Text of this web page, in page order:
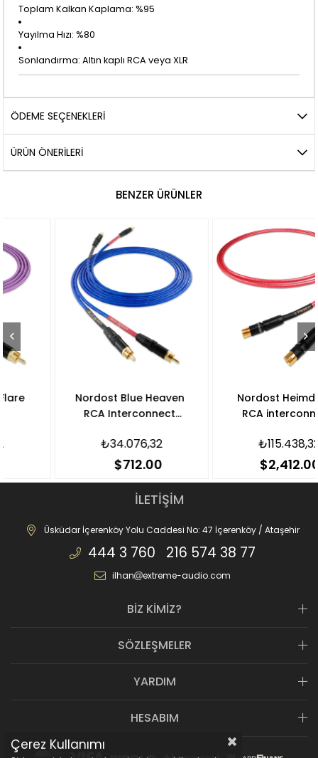
Toplam Kalkan Kaplama: %95
Yayılma Hızı: %80
Sonlandırma: Altın kaplı RCA veya XLR
ÖDEME SEÇENEKLERI
ÜRÜN ÖNERILERI
BENZER ÜRÜNLER
Nordost Blue Heaven
RCA Interconnect
₺34.076,32
$712.00
Nordost Heimdall 2
RCA interconnect
₺115.438,32
$2,412.00
İLETİŞİM
Üsküdar İçerenköy Yolu Caddesi No: 47 İçerenköy / Ataşehir
444 3 760 216 574 38 77
ilhan extreme-audio.com
BİZ KİMİZ?
SÖZLEŞMELER
YARDIM
HESABIM
Çerez Kullanımı